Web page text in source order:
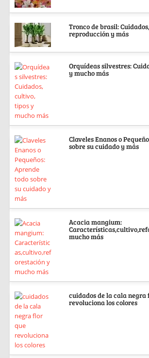
Tronco de brasil:
reproducción y más
Orquídeas silvestres:
y mucho más
Claveles Enanos o
sobre su cuidado y más
Acacia mangium:
mucho más
cuidados de la cala negra
revoluciona los colores